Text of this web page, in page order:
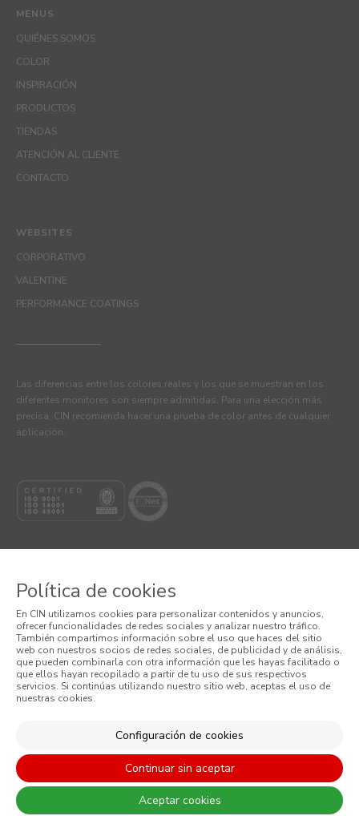
MENUS
QUIÉNES SOMOS
COLOR
INSPIRACIÓN
PRODUCTOS
TIENDAS
ATENCIÓN AL CLIENTE
CONTACTO
WEBSITES
CORPORATIVO
VALENTINE
PERFORMANCE COATINGS
Las diferencias entre los colores reales y los que se muestran en los
diferentes monitores son siempre admitidas. Para una elección más
precisa, CIN recomienda hacer una prueba de color antes de cualquier
aplicación.
Términos y Condiciones
Política de Privacidad
Política de Cookies
Condiciones generales de venta
Política de cookies
En CIN utilizamos cookies para personalizar contenidos y anuncios,
ofrecer funcionalidades de redes sociales y analizar nuestro tráfico.
También compartimos información sobre el uso que haces del sitio
web con nuestros socios de redes sociales, de publicidad y de análisis,
que pueden combinarla con otra información que les hayas facilitado o
que ellos hayan recopilado a partir de tu uso de sus respectivos
servicios. Si continúas utilizando nuestro sitio web, aceptas el uso de
nuestras cookies.
Configuración de cookies
Continuar sin aceptar
Aceptar cookies